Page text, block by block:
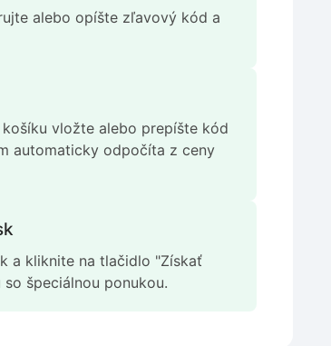
alebo opíšte zľavový kód a
vložte alebo prepíšte kód
automaticky odpočíta z ceny
a kliknite na tlačidlo "Získať
špeciálnou ponukou.